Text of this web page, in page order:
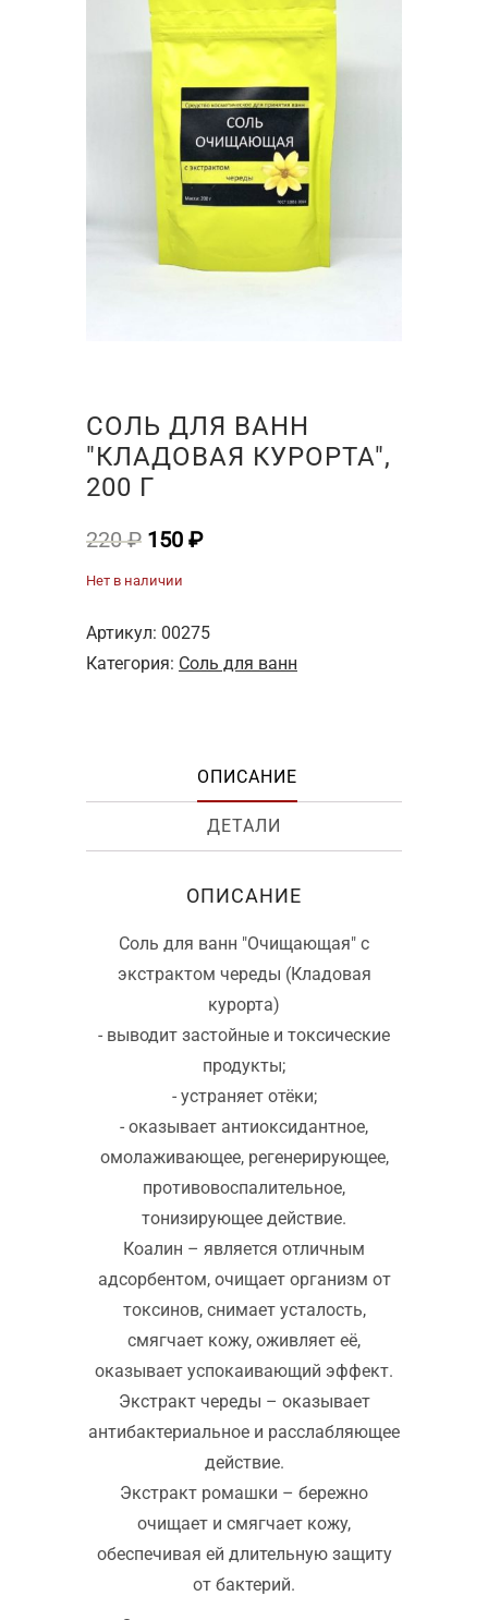
СОЛЬ ДЛЯ ВАНН
"КЛАДОВАЯ КУРОРТА",
200 Г
220₽ Первоначальная
220 ₽.
150 ₽Текущая
Нет в наличии
Артикул: 00275
Категория: Соль для ванн
ОПИСАНИЕ
ДЕТАЛИ
ОПИСАНИЕ
Соль для ванн "Очищающая" с
экстрактом череды (Кладовая
курорта)
- выводит застойные и токсические
продукты;
- устраняет отёки;
- оказывает антиоксидантное,
омолаживающее, регенерирующее,
противовоспалительное,
тонизирующее действие.
Коалин – является отличным
адсорбентом, очищает организм от
токсинов, снимает усталость,
смягчает кожу, оживляет её,
оказывает успокаивающий эффект.
Экстракт череды – оказывает
антибактериальное и расслабляющее
действие.
Экстракт ромашки – бережно
очищает и смягчает кожу,
обеспечивая ей длительную защиту
от бактерий.